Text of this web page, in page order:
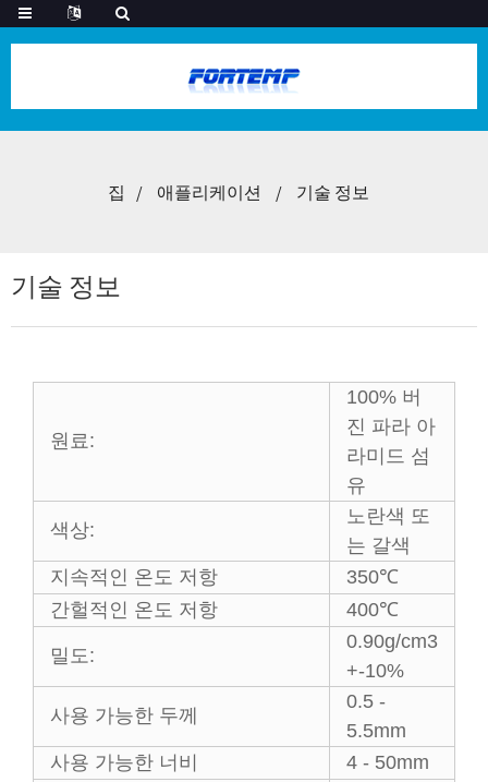
집 애플리케이션 기술 정보
기술 정보
원료:
100% 버
진 파라 아
라미드 섬
유
색상:
노란색 또
는 갈색
지속적인 온도 저항
350℃
간헐적인 온도 저항
400℃
밀도:
0.90g/cm3
+-10%
사용 가능한 두께
0.5 -
5.5mm
사용 가능한 너비
4 - 50mm